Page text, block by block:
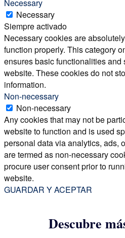
Necessary
Necessary
Siempre activado
Necessary cookies are
function properly. This category
ensures basic functionalities and
website. These cookies do not
information.
Non-necessary
Non-necessary
Any cookies that may not be
website to function and is used
personal data via analytics, ads,
are termed as non-necessary
procure user consent prior to
website.
GUARDAR Y ACEPTAR
Descubre